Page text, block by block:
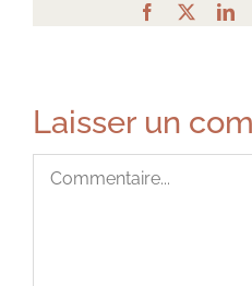
Facebook
Laisser un